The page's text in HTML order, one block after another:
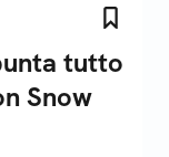
tutto
Snow